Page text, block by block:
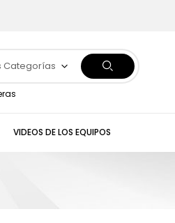
Categorías
VIDEOS DE LOS EQUIPOS